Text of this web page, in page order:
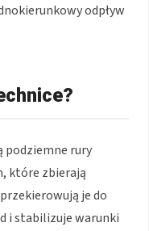
odpływ
podziemne rury
które zbierają
je do
i stabilizuje warunki